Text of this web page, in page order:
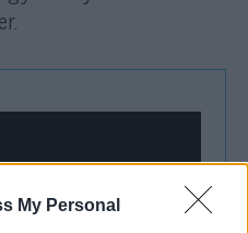
My Personal